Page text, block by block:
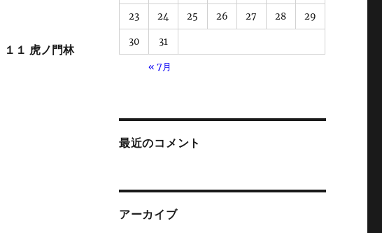
１１ 虎ノ門林
23 24 25 26 27 28 29
30 31
« 7月
最近のコメント
アーカイブ